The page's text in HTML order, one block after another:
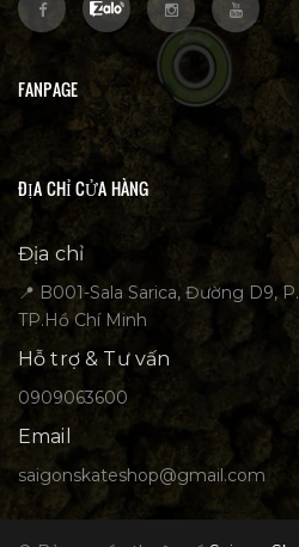
FANPAGE
ĐỊA CHỈ CỬA HÀNG
Địa chỉ
📍 B001-Sala Sarica, Đường D9,
TP.Hồ Chí Minh
Hỗ trợ & Tư vấn
0909063600
Email
saigonskateshop@gmail.com